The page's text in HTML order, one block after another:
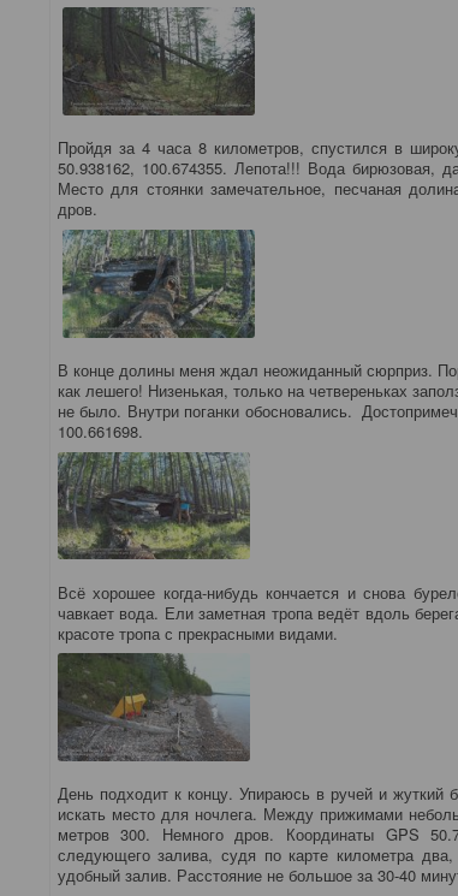
Пройдя за 4 часа 8 километров, спустился в
50.938162, 100.674355. Лепота!!! Вода бирюзовая,
Место для стоянки замечательное, песчаная
дров.
В конце долины меня ждал неожиданный сюрприз.
как лешего! Низенькая, только на четвереньках
не было. Внутри поганки обосновались.
100.661698.
Всё хорошее когда-нибудь кончается и снова
чавкает вода. Ели заметная тропа ведёт вдоль
красоте тропа с прекрасными видами.
День подходит к концу. Упираюсь в ручей и жуткий
искать место для ночлега. Между прижимами
метров 300. Немного дров. Координаты GPS
следующего залива, судя по карте километра
удобный залив. Расстояние не большое за 30-40